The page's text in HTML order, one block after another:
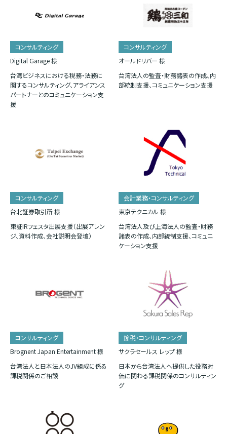
コンサルティング
Digital Garage 様
台湾ビジネスにおける税務・法務に
関するコンサルティング、アライアンス
パートナーとのコミュニケーション支
援
コンサルティング
オールドリバー 様
台湾法人の監査・財務諸表の作成、内
部統制支援、コミュニケーション支援
コンサルティング
台北証券取引所 様
東証IRフェスタ出展支援（出展アレン
ジ、資料作成、会社説明会登壇）
会計業務・コンサルティング
東京テクニカル 様
台湾法人及び上海法人の監査・財務
諸表の作成、内部統制支援、コミュニ
ケーション支援
コンサルティング
Brognent Japan Entertainment 様
台湾法人と日本法人のJV組成に係る
課税関係のご相談
節税・コンサルティング
サクラセールス レップ 様
日本から台湾法人へ提供した役務対
価に関わる課税関係のコンサルティン
グ